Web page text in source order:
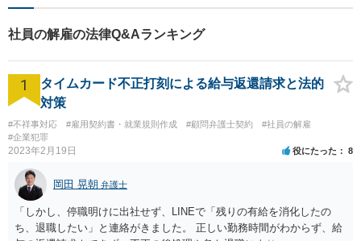
社員の解雇の法律Q&Aランキング
1
タイムカード不正打刻による給与返還請求と法的
対策
#不祥事対応 #雇用契約書・就業規則作成 #顧問弁護士契約
#社員の解雇
#企業犯罪
2023年2月19日 役にたった 8
岡田 晃朝 弁護士
「しかし、停職明けに出社せず、LINEで「残りの有給を消化したの
ち、退職したい」と連絡がきました。 正しい勤務時間がわからず、給